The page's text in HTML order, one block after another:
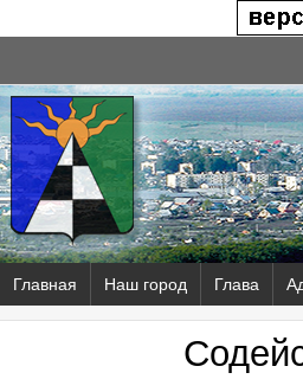
Главная Наш город Глава